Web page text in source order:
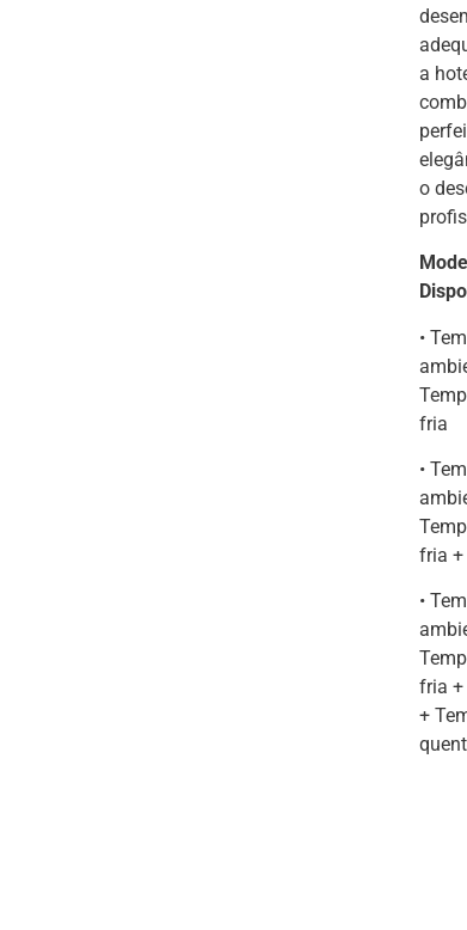
a
o
•
fria
•
fria +
•
fria +
+